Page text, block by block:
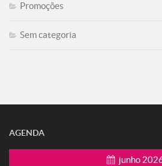
Promoções
Sem categoria
AGENDA
junho